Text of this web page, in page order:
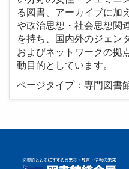
る図書、アーカイブに加
や政治思想・社会思想関
を持ち、国内外のジェン
およびネットワークの拠
動目的としています。
ページタイプ：専門図書